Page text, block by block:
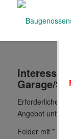
Garage/
Erforderliche
Angebot
Felder mit * sind